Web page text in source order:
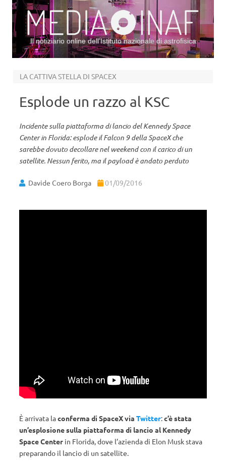
Il notiziario online dell’Istituto nazionale di astrofisica
LA CATTIVA STELLA DI SPACEX
Esplode un razzo al KSC
Incidente sulla piattaforma di lancio del Kennedy Space
Center in Florida: esplode il Falcon 9 della SpaceX che
sarebbe dovuto decollare nel weekend con il carico di un
satellite. Nessun ferito, ma il payload è andato perduto
Davide Coero Borga 01/09/2016
È arrivata laconferma di SpaceX via Twitter:c’è stata
un’esplosione sulla piattaforma di lancio al Kennedy
Space Center in Florida, dove l’azienda di Elon Musk stava
preparando il lancio di un satellite.